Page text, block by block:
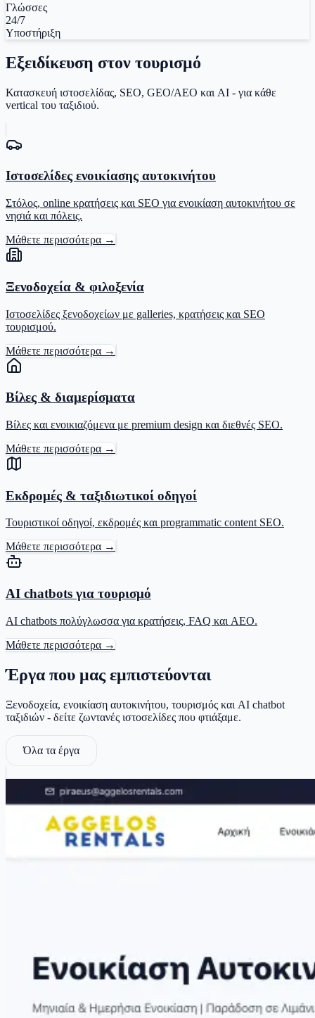
Γλώσσες
24/7
Υποστήριξη
Εξειδίκευση στον τουρισμό
Κατασκευή ιστοσελίδας, SEO, GEO/AEO και AI - για κάθε
vertical του ταξιδιού.
Ιστοσελίδες ενοικίασης αυτοκινήτου
Στόλος, online κρατήσεις και SEO για ενοικίαση αυτοκινήτου σε
νησιά και πόλεις.
Μάθετε περισσότερα →
Ξενοδοχεία & φιλοξενία
Ιστοσελίδες ξενοδοχείων με galleries, κρατήσεις και SEO
τουρισμού.
Μάθετε περισσότερα →
Βίλες & διαμερίσματα
Βίλες και ενοικιαζόμενα με premium design και διεθνές SEO.
Μάθετε περισσότερα →
Εκδρομές & ταξιδιωτικοί οδηγοί
Τουριστικοί οδηγοί, εκδρομές και programmatic content SEO.
Μάθετε περισσότερα →
AI chatbots για τουρισμό
AI chatbots πολύγλωσσα για κρατήσεις, FAQ και AEO.
Μάθετε περισσότερα →
Έργα που μας εμπιστεύονται
Ξενοδοχεία, ενοικίαση αυτοκινήτου, τουρισμός και AI chatbot
ταξιδιών - δείτε ζωντανές ιστοσελίδες που φτιάξαμε.
Όλα τα έργα